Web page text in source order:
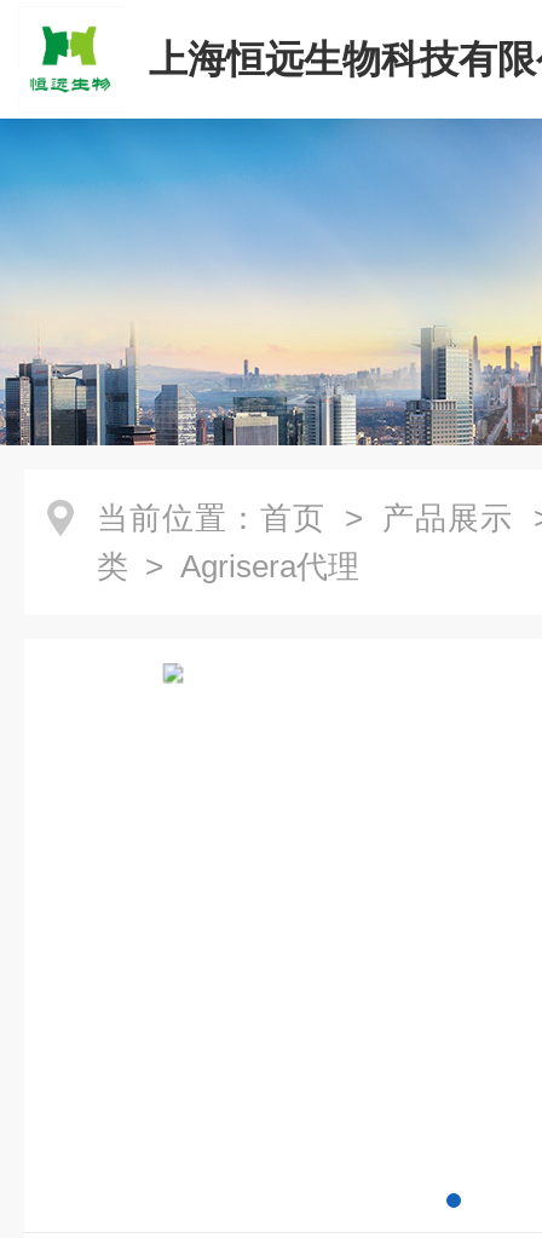
上海恒远生物科技有
当前位置： 首页 > 产品展示
类 > Agrisera代理